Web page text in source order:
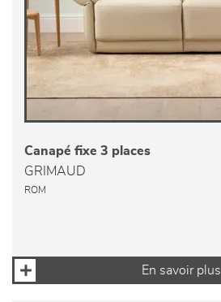
Canapé fixe 3 places
GRIMAUD
ROM
En savoir plus